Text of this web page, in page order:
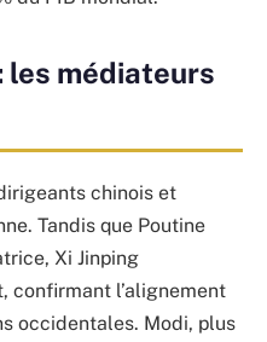
les médiateurs
chinois et
Tandis que Poutine
Xi Jinping
confirmant l’alignement
occidentales. Modi, plus